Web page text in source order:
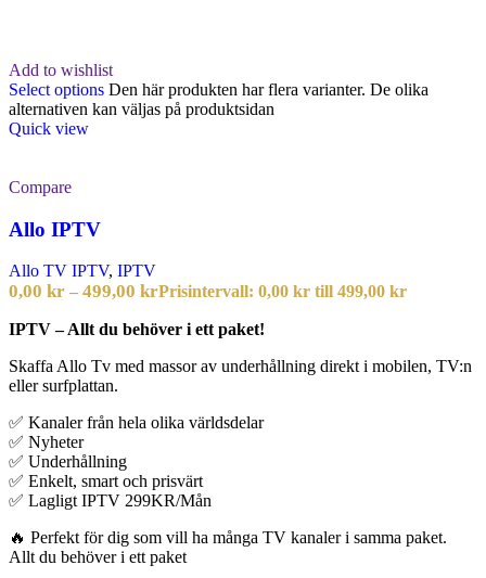
Add to wishlist
Select options Den här produkten har flera varianter. De olika
alternativen kan väljas på produktsidan
Quick view
Compare
Allo IPTV
Allo TV IPTV, IPTV
0,00 kr – 499,00 krPrisintervall: 0,00 kr till 499,00 kr
IPTV – Allt du behöver i ett paket!
Skaffa Allo Tv med massor av underhållning direkt i mobilen, TV:n
eller surfplattan.
✅ Kanaler från hela olika världsdelar
✅ Nyheter
✅ Underhållning
✅ Enkelt, smart och prisvärt
✅ Lagligt IPTV 299KR/Mån
🔥 Perfekt för dig som vill ha många TV kanaler i samma paket.
Allt du behöver i ett paket